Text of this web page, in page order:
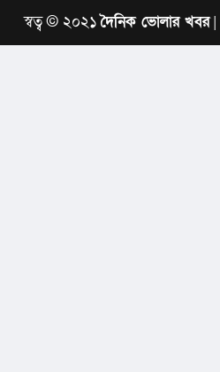
স্বত্ব © ২০২১দৈনিক ভোলার খবর|